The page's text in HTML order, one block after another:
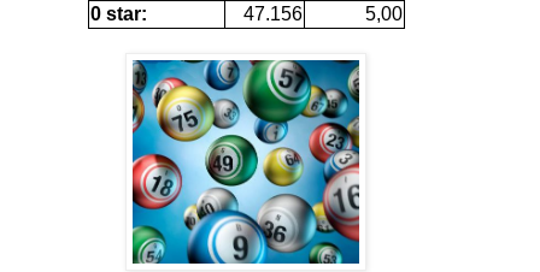
0 star:
47.156 5,00